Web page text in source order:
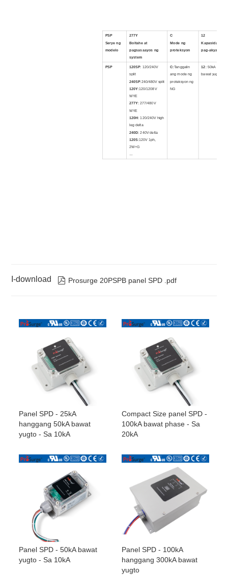
PSP
Serye ng
modelo
277Y
Boltahe at
pagsasaayos ng
system
C
Mode ng
proteksyon
12
Kapasidad ng
pag-akyat
PSP 120SP: 120/240V
split
240SP:240/480V split
120Y:120/1208V
WYE
277Y: 277/480V
WYE
120H: 120/240V high
leg delta
240D: 240V delta
120S:120V 1ph,
2W+G
…
C:Tanggalin
ang mode ng
proteksyon ng
NG
12: 50kA
bawat yugto
I-download  Prosurge 20PSPB panel SPD .pdf
Panel SPD - 25kA
hanggang 50kA bawat
yugto - Sa 10kA
Compact Size panel SPD -
100kA bawat phase - Sa
20kA
Panel SPD - 50kA bawat
yugto - Sa 10kA
Panel SPD - 100kA
hanggang 300kA bawat
yugto